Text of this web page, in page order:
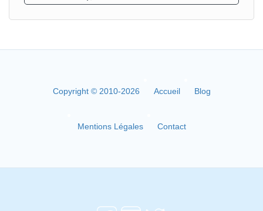
Copyright © 2010-2026 Accueil Blog
Mentions Légales Contact